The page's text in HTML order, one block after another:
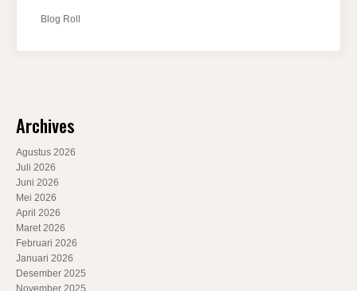
Blog Roll
Archives
Agustus 2026
Juli 2026
Juni 2026
Mei 2026
April 2026
Maret 2026
Februari 2026
Januari 2026
Desember 2025
November 2025